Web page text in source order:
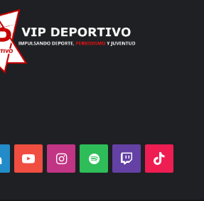
LinkedInYouTubeInstagram
Spotify Twitch